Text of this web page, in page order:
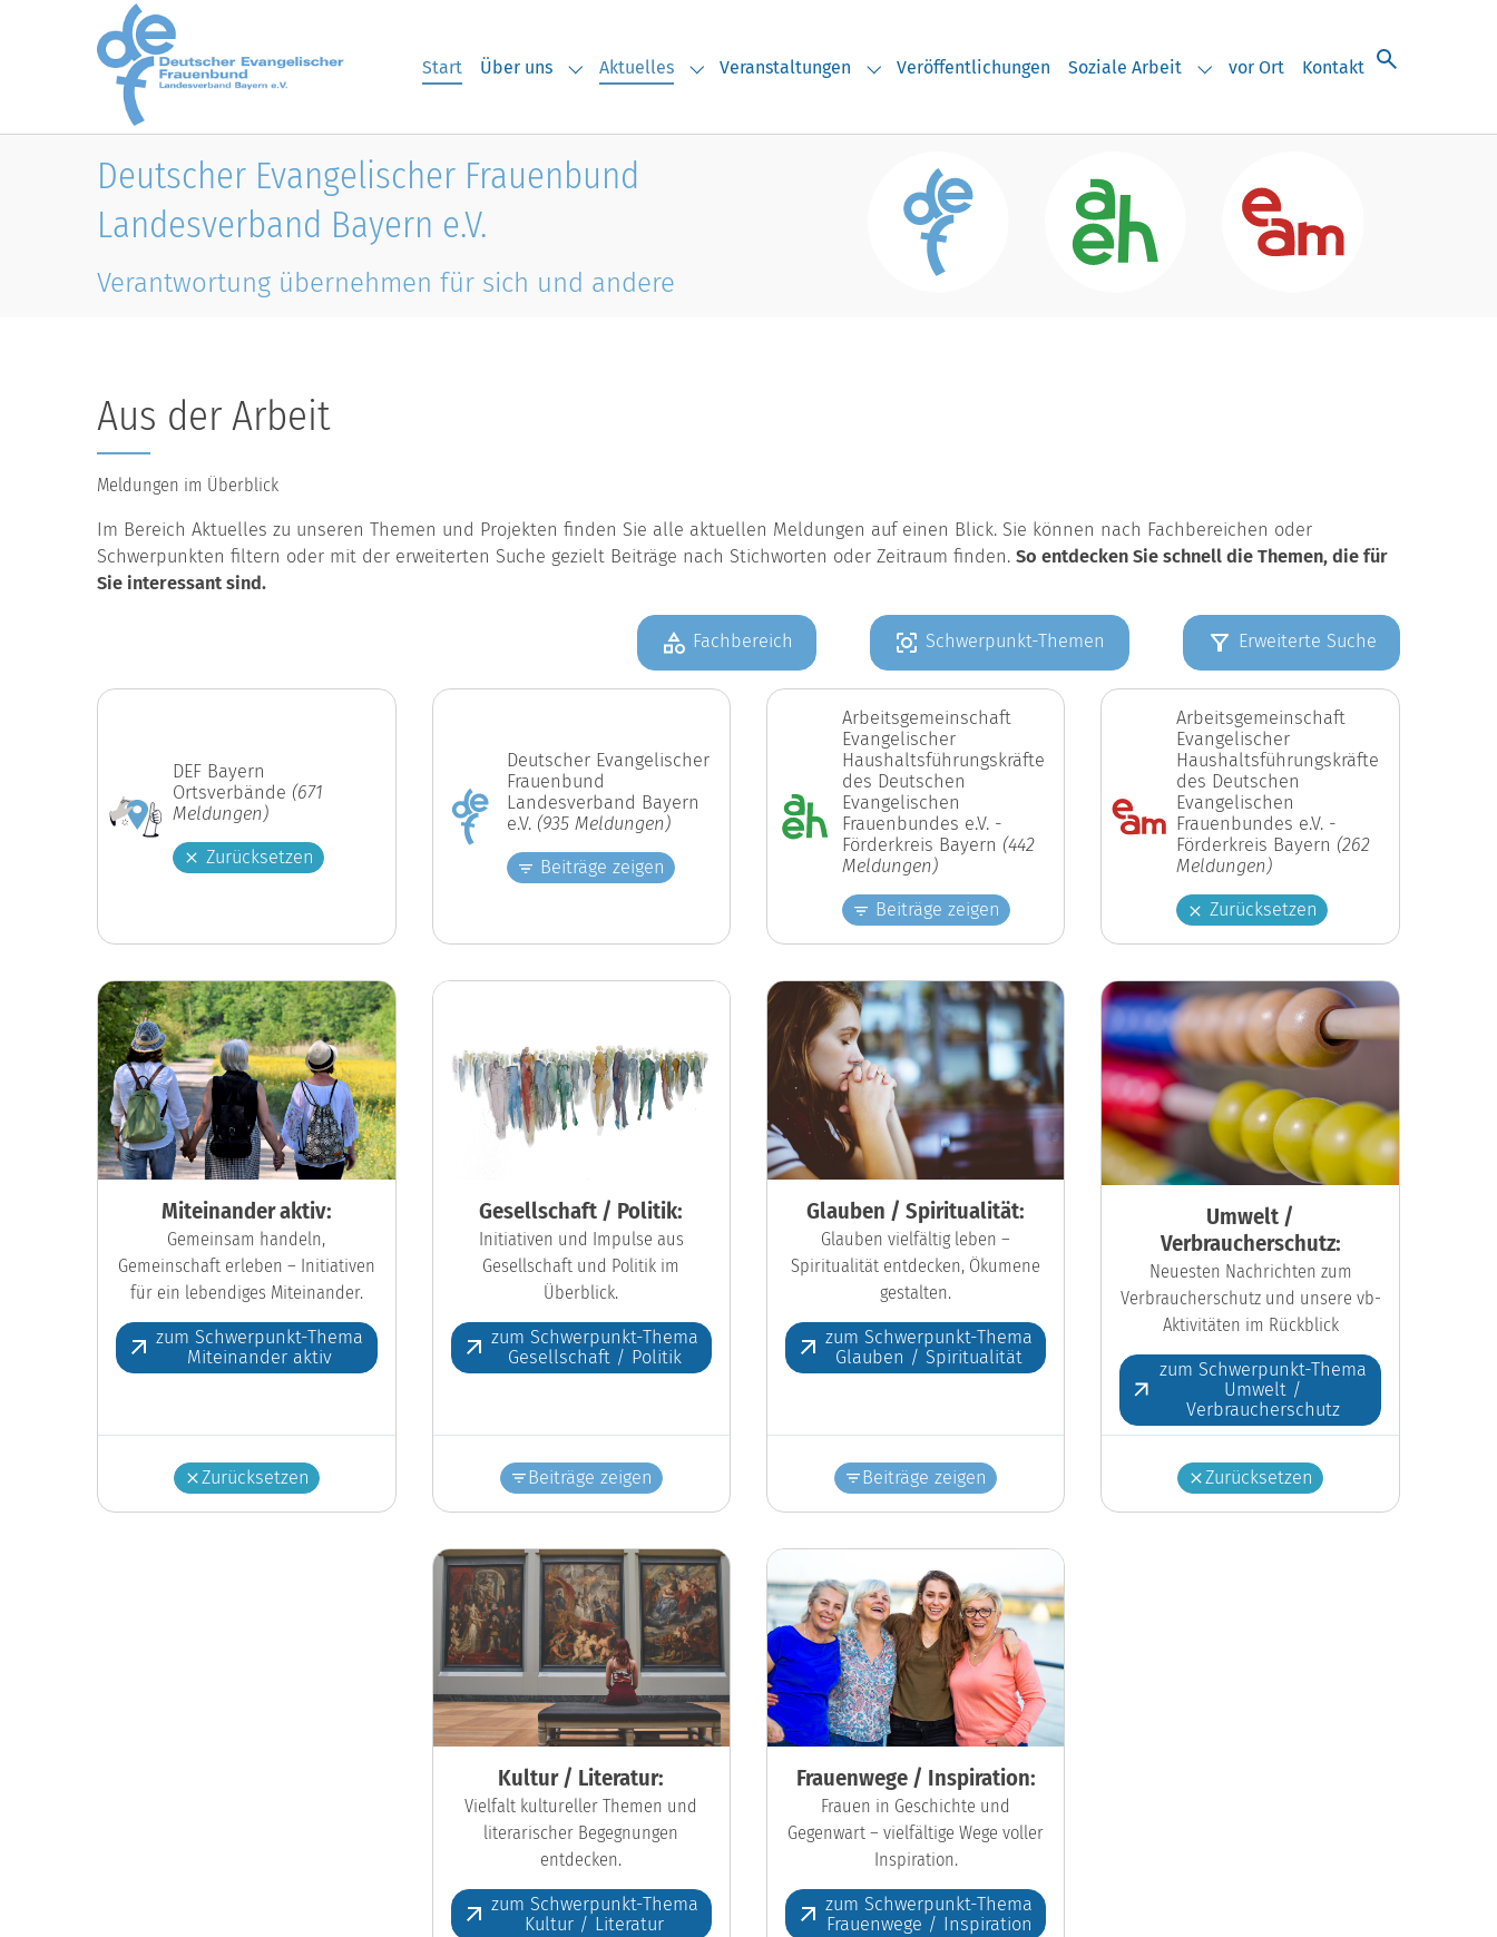
Skip to main content
Start Über uns
Submenu for "Über uns"
Aktuelles(current)
Submenu for "Aktuelles"
Veranstaltungen
Submenu for "Veranstaltungen"
Veröffentlichungen Soziale Arbeit
Submenu for "Soziale Arbeit"
vor Ort Kontakt
Deutscher Evangelischer Frauenbund
Landesverband Bayern e.V.
Verantwortung übernehmen für sich und andere
Aus der Arbeit
Meldungen im Überblick
Im Bereich Aktuelles zu unseren Themen und Projekten finden Sie alle aktuellen Meldungen auf einen Blick. Sie können nach Fachbereichen oder
Schwerpunkten filtern oder mit der erweiterten Suche gezielt Beiträge nach Stichworten oder Zeitraum finden.So entdecken Sie schnell die Themen, die für
Sie interessant sind.
Fachbereich Schwerpunkt-Themen Erweiterte Suche
DEF Bayern
Ortsverbände (671
Meldungen)
Zurücksetzen
Deutscher Evangelischer
Frauenbund
Landesverband Bayern
e.V. (935 Meldungen)
Beiträge zeigen
Arbeitsgemeinschaft
Evangelischer
Haushaltsführungskräfte
des Deutschen
Evangelischen
Frauenbundes e.V. -
Förderkreis Bayern (442
Meldungen)
Beiträge zeigen
Arbeitsgemeinschaft
Evangelischer
Haushaltsführungskräfte
des Deutschen
Evangelischen
Frauenbundes e.V. -
Förderkreis Bayern (262
Meldungen)
Zurücksetzen
Miteinander aktiv:
Gemeinsam handeln,
Gemeinschaft erleben – Initiativen
für ein lebendiges Miteinander.
zum Schwerpunkt-Thema
Miteinander aktiv
Zurücksetzen
Gesellschaft / Politik:
Initiativen und Impulse aus
Gesellschaft und Politik im
Überblick.
zum Schwerpunkt-Thema
Gesellschaft / Politik
Beiträge zeigen
Glauben / Spiritualität:
Glauben vielfältig leben –
Spiritualität entdecken, Ökumene
gestalten.
zum Schwerpunkt-Thema
Glauben / Spiritualität
Beiträge zeigen
Umwelt /
Verbraucherschutz:
Neuesten Nachrichten zum
Verbraucherschutz und unsere vb-
Aktivitäten im Rückblick
zum Schwerpunkt-Thema
Umwelt /
Verbraucherschutz
Zurücksetzen
Kultur / Literatur:
Vielfalt kultureller Themen und
literarischer Begegnungen
entdecken.
zum Schwerpunkt-Thema
Kultur / Literatur
Frauenwege / Inspiration:
Frauen in Geschichte und
Gegenwart – vielfältige Wege voller
Inspiration.
zum Schwerpunkt-Thema
Frauenwege / Inspiration